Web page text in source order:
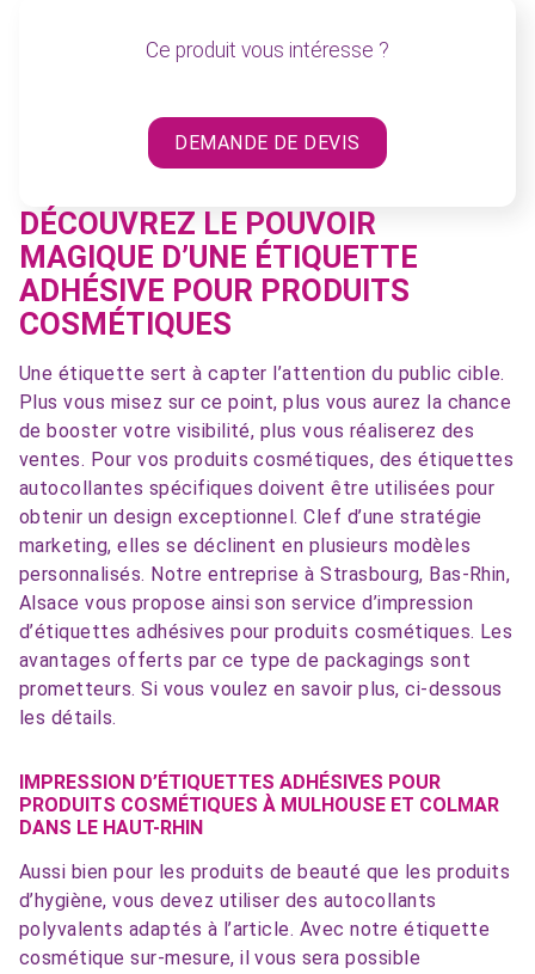
DÉCOUVREZ LE POUVOIR
MAGIQUE D’UNE ÉTIQUETTE
ADHÉSIVE POUR PRODUITS
COSMÉTIQUES
Une étiquette sert à capter l’attention du public cible.
Plus vous misez sur ce point, plus vous aurez la chance
de booster votre visibilité, plus vous réaliserez des
ventes. Pour vos produits cosmétiques, des étiquettes
autocollantes spécifiques doivent être utilisées pour
obtenir un design exceptionnel. Clef d’une stratégie
marketing, elles se déclinent en plusieurs modèles
personnalisés. Notre entreprise à Strasbourg, Bas-Rhin,
Alsace vous propose ainsi son service d’impression
d’étiquettes adhésives pour produits cosmétiques. Les
avantages offerts par ce type de packagings sont
prometteurs. Si vous voulez en savoir plus, ci-dessous
les détails.
IMPRESSION D’ÉTIQUETTES ADHÉSIVES POUR
PRODUITS COSMÉTIQUES À MULHOUSE ET COLMAR
DANS LE HAUT-RHIN
Aussi bien pour les produits de beauté que les produits
d’hygiène, vous devez utiliser des autocollants
polyvalents adaptés à l’article. Avec notre étiquette
cosmétique sur-mesure, il vous sera possible
Ce produit vous intéresse ?
DEMANDE DE DEVIS